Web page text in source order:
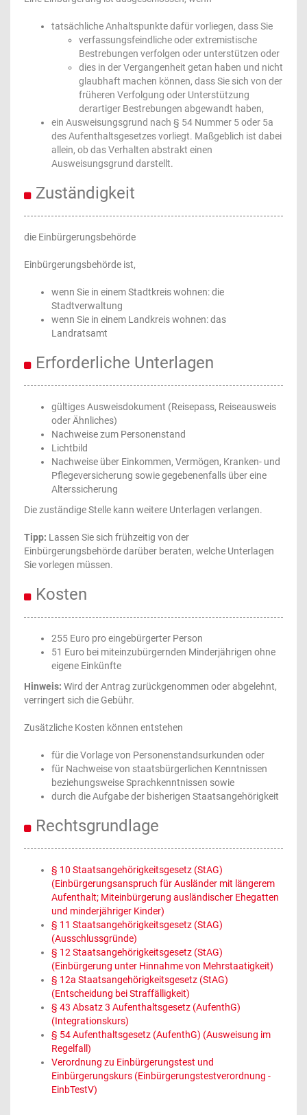
tatsächliche Anhaltspunkte dafür vorliegen, dass Sie
verfassungsfeindliche oder extremistische
Bestrebungen verfolgen oder unterstützen oder
dies in der Vergangenheit getan haben und nicht
glaubhaft machen können, dass Sie sich von der
früheren Verfolgung oder Unterstützung
derartiger Bestrebungen abgewandt haben,
ein Ausweisungsgrund nach § 54 Nummer 5 oder 5a
des Aufenthaltsgesetzes vorliegt. Maßgeblich ist dabei
allein, ob das Verhalten abstrakt einen
Ausweisungsgrund darstellt.
Zuständigkeit
die Einbürgerungsbehörde
Einbürgerungsbehörde ist,
wenn Sie in einem Stadtkreis wohnen: die
Stadtverwaltung
wenn Sie in einem Landkreis wohnen: das
Landratsamt
Erforderliche Unterlagen
gültiges Ausweisdokument (Reisepass, Reiseausweis
oder Ähnliches)
Nachweise zum Personenstand
Lichtbild
Nachweise über Einkommen, Vermögen, Kranken- und
Pflegeversicherung sowie gegebenenfalls über eine
Alterssicherung
Die zuständige Stelle kann weitere Unterlagen verlangen.
Tipp: Lassen Sie sich frühzeitig von der
Einbürgerungsbehörde darüber beraten, welche Unterlagen
Sie vorlegen müssen.
Kosten
255 Euro pro eingebürgerter Person
51 Euro bei miteinzubürgernden Minderjährigen ohne
eigene Einkünfte
Hinweis: Wird der Antrag zurückgenommen oder abgelehnt,
verringert sich die Gebühr.
Zusätzliche Kosten können entstehen
für die Vorlage von Personenstandsurkunden oder
für Nachweise von staatsbürgerlichen Kenntnissen
beziehungsweise Sprachkenntnissen sowie
durch die Aufgabe der bisherigen Staatsangehörigkeit
Rechtsgrundlage
§ 10 Staatsangehörigkeitsgesetz (StAG)
(Einbürgerungsanspruch für Ausländer mit längerem
Aufenthalt; Miteinbürgerung ausländischer Ehegatten
und minderjähriger Kinder)
§ 11 Staatsangehörigkeitsgesetz (StAG)
(Ausschlussgründe)
§ 12 Staatsangehörigkeitsgesetz (StAG)
(Einbürgerung unter Hinnahme von Mehrstaatigkeit)
§ 12a Staatsangehörigkeitsgesetz (StAG)
(Entscheidung bei Straffälligkeit)
§ 43 Absatz 3 Aufenthaltsgesetz (AufenthG)
(Integrationskurs)
§ 54 Aufenthaltsgesetz (AufenthG) (Ausweisung im
Regelfall)
Verordnung zu Einbürgerungstest und
Einbürgerungskurs (Einbürgerungstestverordnung -
EinbTestV)